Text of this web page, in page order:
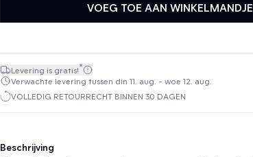
VOEG TOE AAN WINKELMANDJE
Levering is gratis!*
Verwachte levering tussen din 11. aug. - woe 12. aug.
VOLLEDIG RETOURRECHT BINNEN 30 DAGEN
Beschrijving